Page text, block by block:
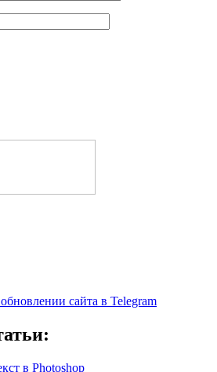
сайта в Telegram
в Photoshop